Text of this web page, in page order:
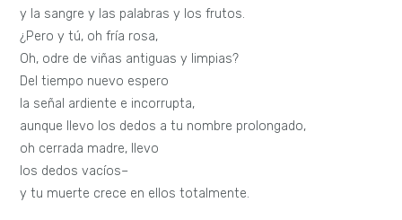
y la sangre y las palabras y los frutos.
¿Pero y tú, oh fría rosa,
Oh, odre de viñas antiguas y limpias?
Del tiempo nuevo espero
la señal ardiente e incorrupta,
aunque llevo los dedos a tu nombre prolongado,
oh cerrada madre, llevo
los dedos vacíos–
y tu muerte crece en ellos totalmente.